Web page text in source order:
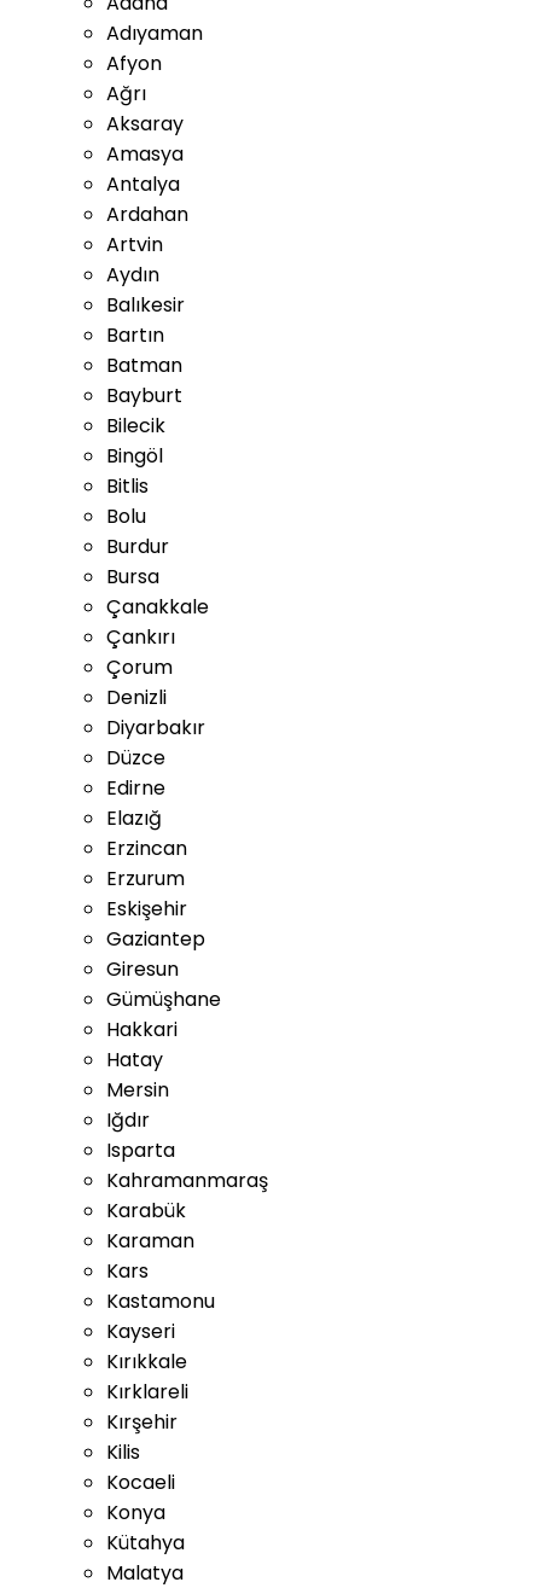
Adıyaman
Afyon
Ağrı
Aksaray
Amasya
Antalya
Ardahan
Artvin
Aydın
Balıkesir
Bartın
Batman
Bayburt
Bilecik
Bingöl
Bitlis
Bolu
Burdur
Bursa
Çanakkale
Çankırı
Çorum
Denizli
Diyarbakır
Düzce
Edirne
Elazığ
Erzincan
Erzurum
Eskişehir
Gaziantep
Giresun
Gümüşhane
Hakkari
Hatay
Mersin
Iğdır
Isparta
Kahramanmaraş
Karabük
Karaman
Kars
Kastamonu
Kayseri
Kırıkkale
Kırklareli
Kırşehir
Kilis
Kocaeli
Konya
Kütahya
Malatya